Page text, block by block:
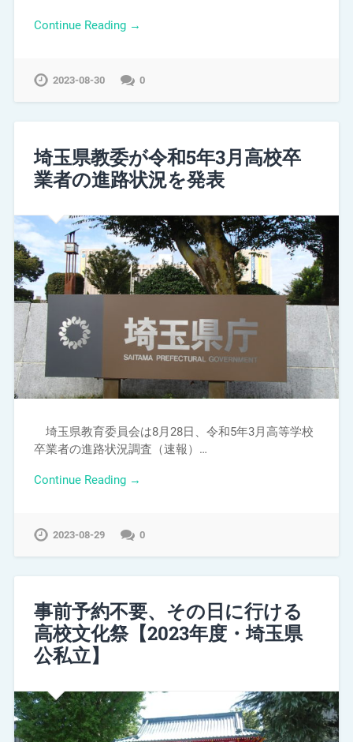
Continue Reading →
2023-08-30 0
埼玉県教委が令和5年3月高校卒
業者の進路状況を発表
埼玉県教育委員会は8月28日、令和5年3月高等学校
卒業者の進路状況調査（速報）…
Continue Reading →
2023-08-29 0
事前予約不要、その日に行ける
高校文化祭【2023年度・埼玉県
公私立】